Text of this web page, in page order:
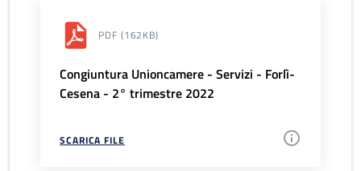
PDF (162KB)
Congiuntura Unioncamere - Servizi - Forlì-
Cesena - 2° trimestre 2022
SCARICA FILE